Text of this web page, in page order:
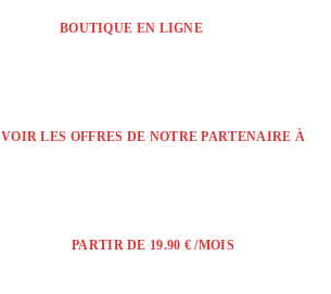
BOUTIQUE EN LIGNE
VOIR LES OFFRES DE NOTRE PARTENAIRE À
PARTIR DE 19.90 € /MOIS